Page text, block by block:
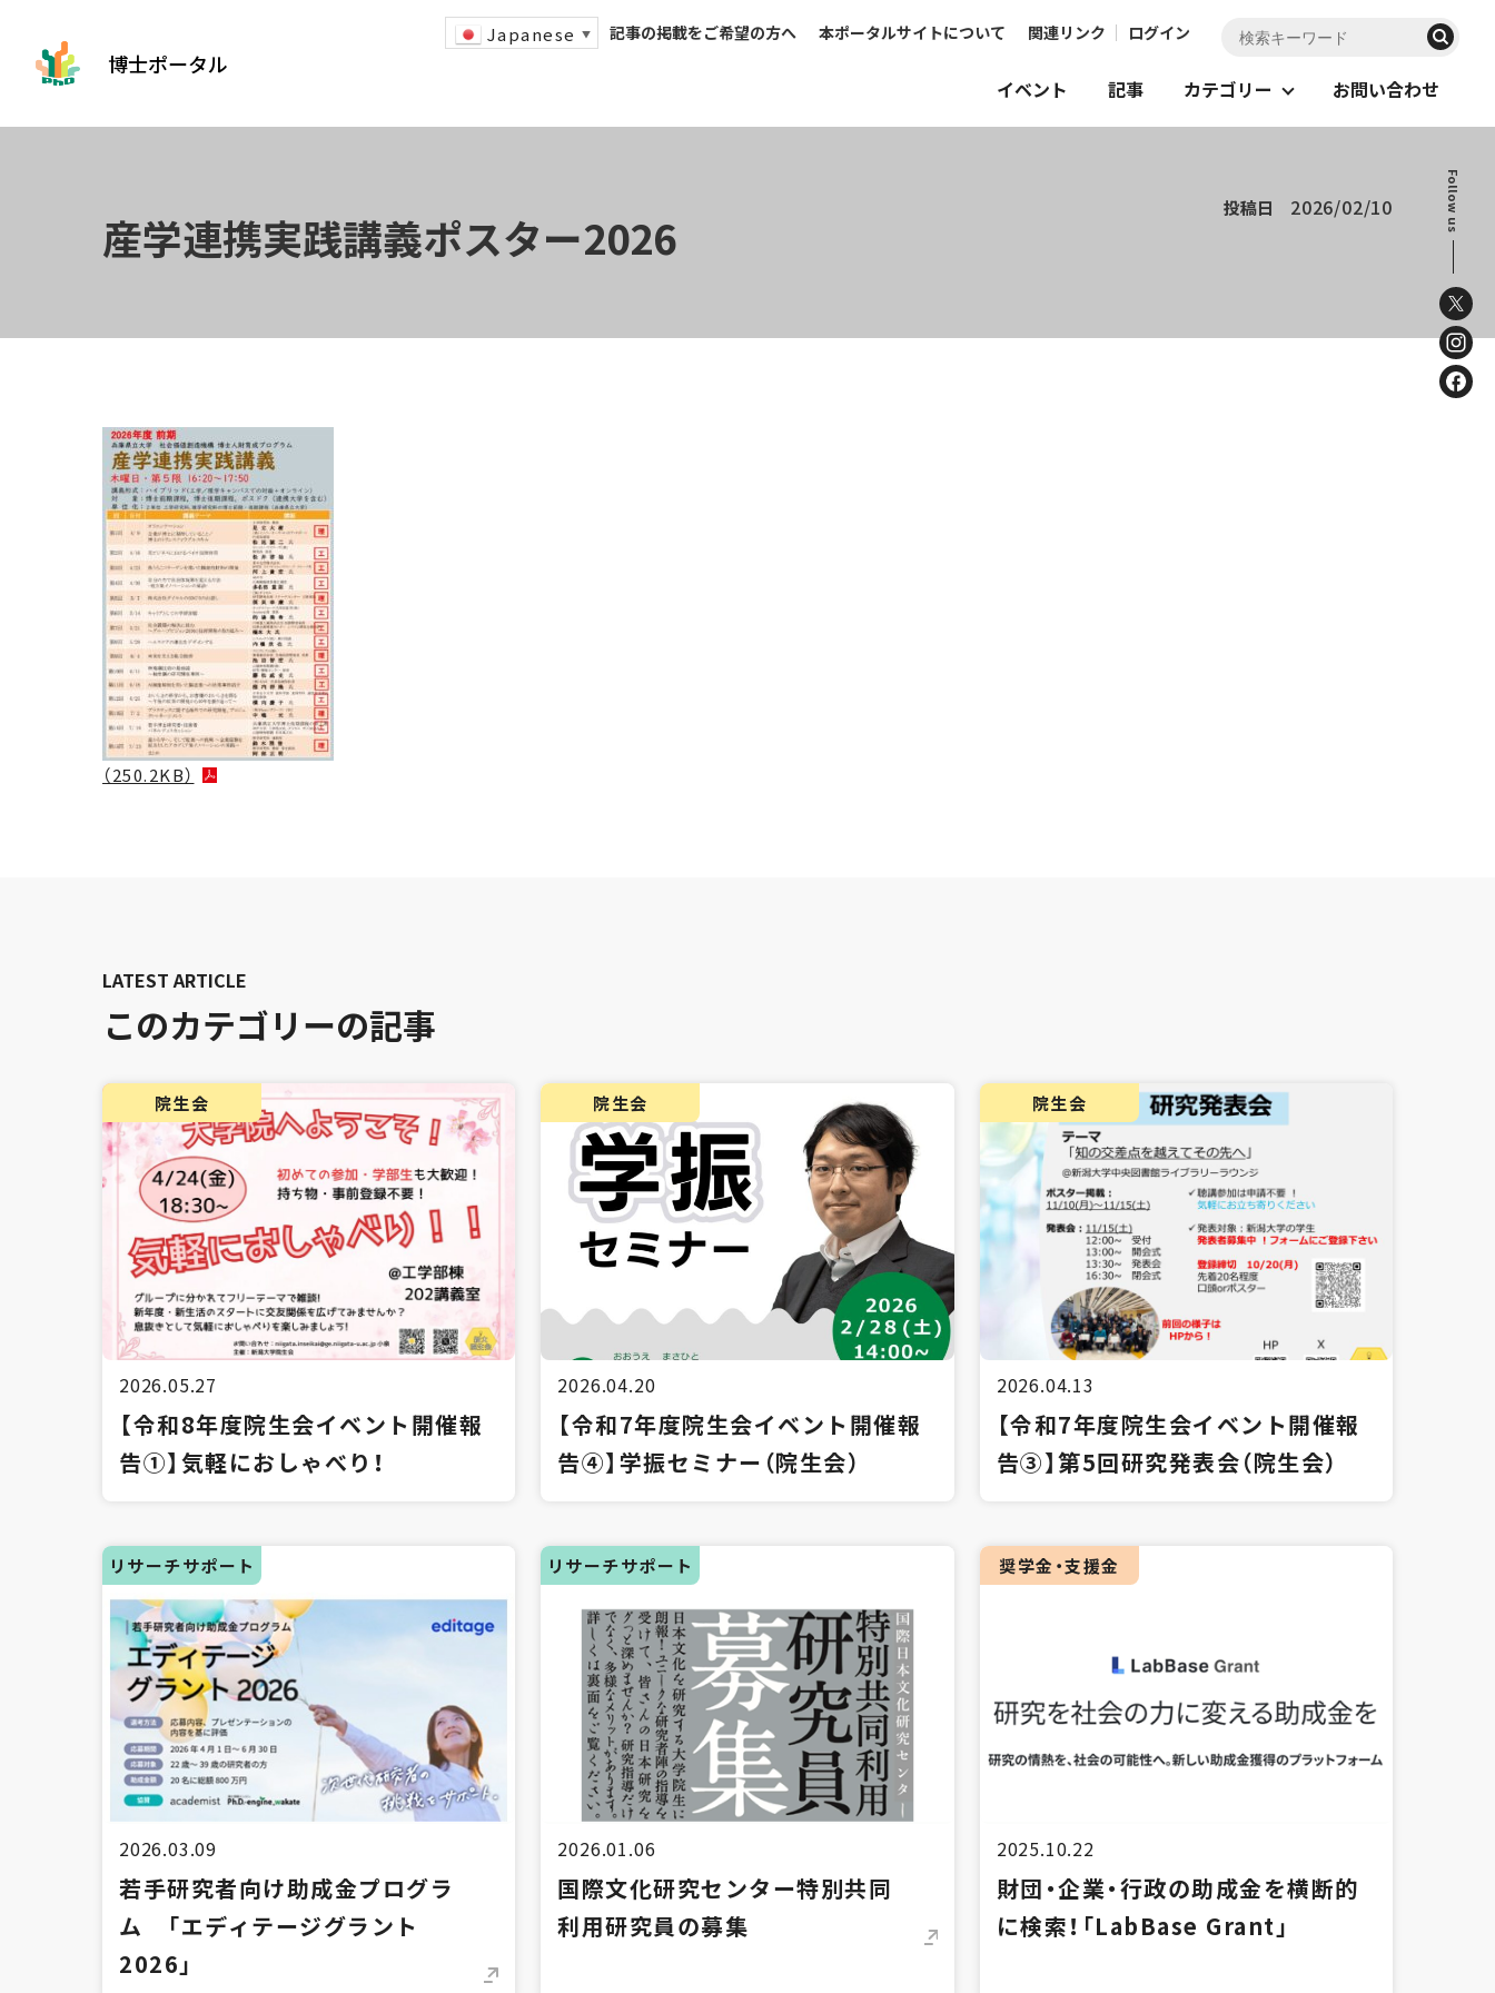
博士ポータル
Japanese ▼ 記事の掲載をご希望の方へ 本ポータルサイトについて 関連リンク ログイン
イベント 記事 カテゴリー お問い合わせ
投稿日 2026/02/10
産学連携実践講義ポスター2026
（250.2KB）
このカテゴリーの記事
院生会
2026.05.27
【令和8年度院生会イベント開催報
告①】気軽におしゃべり！
院生会
2026.04.20
【令和7年度院生会イベント開催報
告④】学振セミナー（院生会）
院生会
2026.04.13
【令和7年度院生会イベント開催報
告③】第5回研究発表会（院生会）
リサーチサポート
2026.03.09
若手研究者向け助成金プログラ
ム 「エディテージグラント
2026」
リサーチサポート
2026.01.06
国際文化研究センター特別共同
利用研究員の募集
奨学金・支援金
2025.10.22
財団・企業・行政の助成金を横断的
に検索！「LabBase Grant」
Follow us